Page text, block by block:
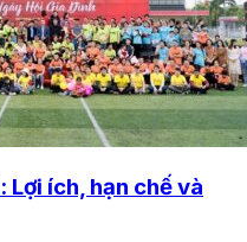
ích, hạn chế và